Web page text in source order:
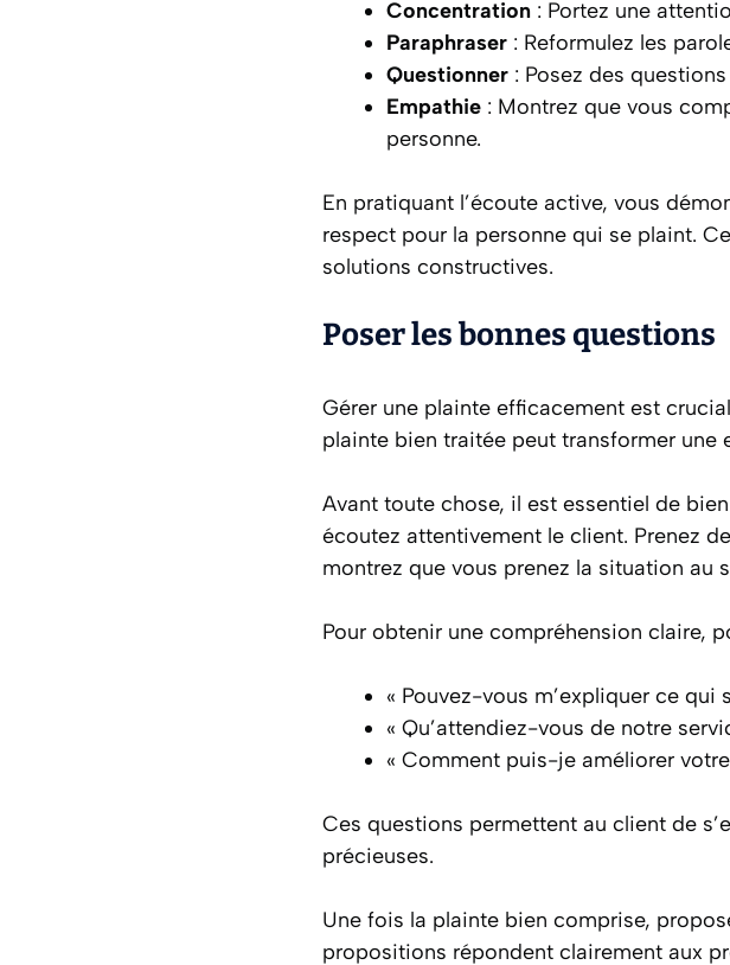
Concentration : Portez une
Paraphraser : Reformulez les
Questionner : Posez des
Empathie : Montrez que vous
personne.
En pratiquant l’écoute active, vous
respect pour la personne qui se plaint.
solutions constructives.
Poser les bonnes questions
Gérer une plainte efficacement est
plainte bien traitée peut transformer
Avant toute chose, il est essentiel de bien
écoutez attentivement le client. Prenez
montrez que vous prenez la situation au
Pour obtenir une compréhension claire,
« Pouvez-vous m’expliquer ce qui
« Qu’attendiez-vous de notre
« Comment puis-je améliorer
Ces questions permettent au client de
précieuses.
Une fois la plainte bien comprise,
propositions répondent clairement aux